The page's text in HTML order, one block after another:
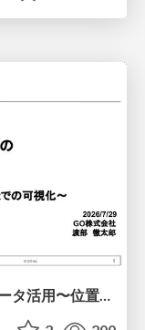
タクシーアプリ『GO』の実践的データ活用〜位置情報データの収集とStreamlitでの可視化〜